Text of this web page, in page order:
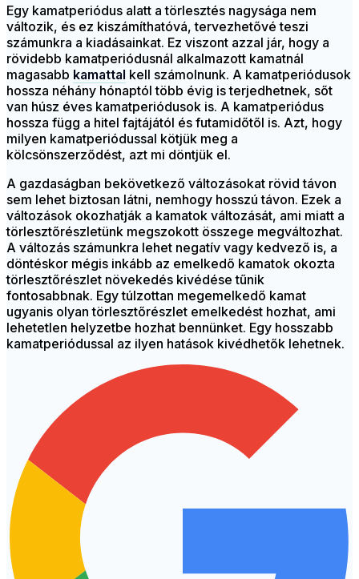
Egy kamatperiódus alatt a törlesztés nagysága nem
változik, és ez kiszámíthatóvá, tervezhetővé teszi
számunkra a kiadásainkat. Ez viszont azzal jár, hogy a
rövidebb kamatperiódusnál alkalmazott kamatnál
magasabb kamattal kell számolnunk. A kamatperiódusok
hossza néhány hónaptól több évig is terjedhetnek, sőt
van húsz éves kamatperiódusok is. A kamatperiódus
hossza függ a hitel fajtájától és futamidőtől is. Azt, hogy
milyen kamatperiódussal kötjük meg a
kölcsönszerződést, azt mi döntjük el.
A gazdaságban bekövetkező változásokat rövid távon
sem lehet biztosan látni, nemhogy hosszú távon. Ezek a
változások okozhatják a kamatok változását, ami miatt a
törlesztőrészletünk megszokott összege megváltozhat.
A változás számunkra lehet negatív vagy kedvező is, a
döntéskor mégis inkább az emelkedő kamatok okozta
törlesztőrészlet növekedés kivédése tűnik
fontosabbnak. Egy túlzottan megemelkedő kamat
ugyanis olyan törlesztőrészlet emelkedést hozhat, ami
lehetetlen helyzetbe hozhat bennünket. Egy hosszabb
kamatperiódussal az ilyen hatások kivédhetők lehetnek.